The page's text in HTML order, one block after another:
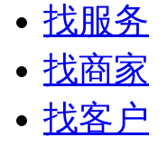
找服务
找商家
找客户